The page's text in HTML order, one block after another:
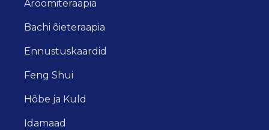
Aroomiteraapia
Bachi õieteraapia
Ennustuskaardid
Feng Shui
Hõbe ja Kuld
Idamaad